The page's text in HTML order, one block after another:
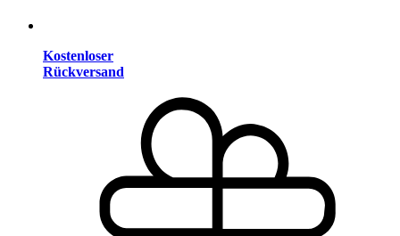
Kostenloser
Rückversand